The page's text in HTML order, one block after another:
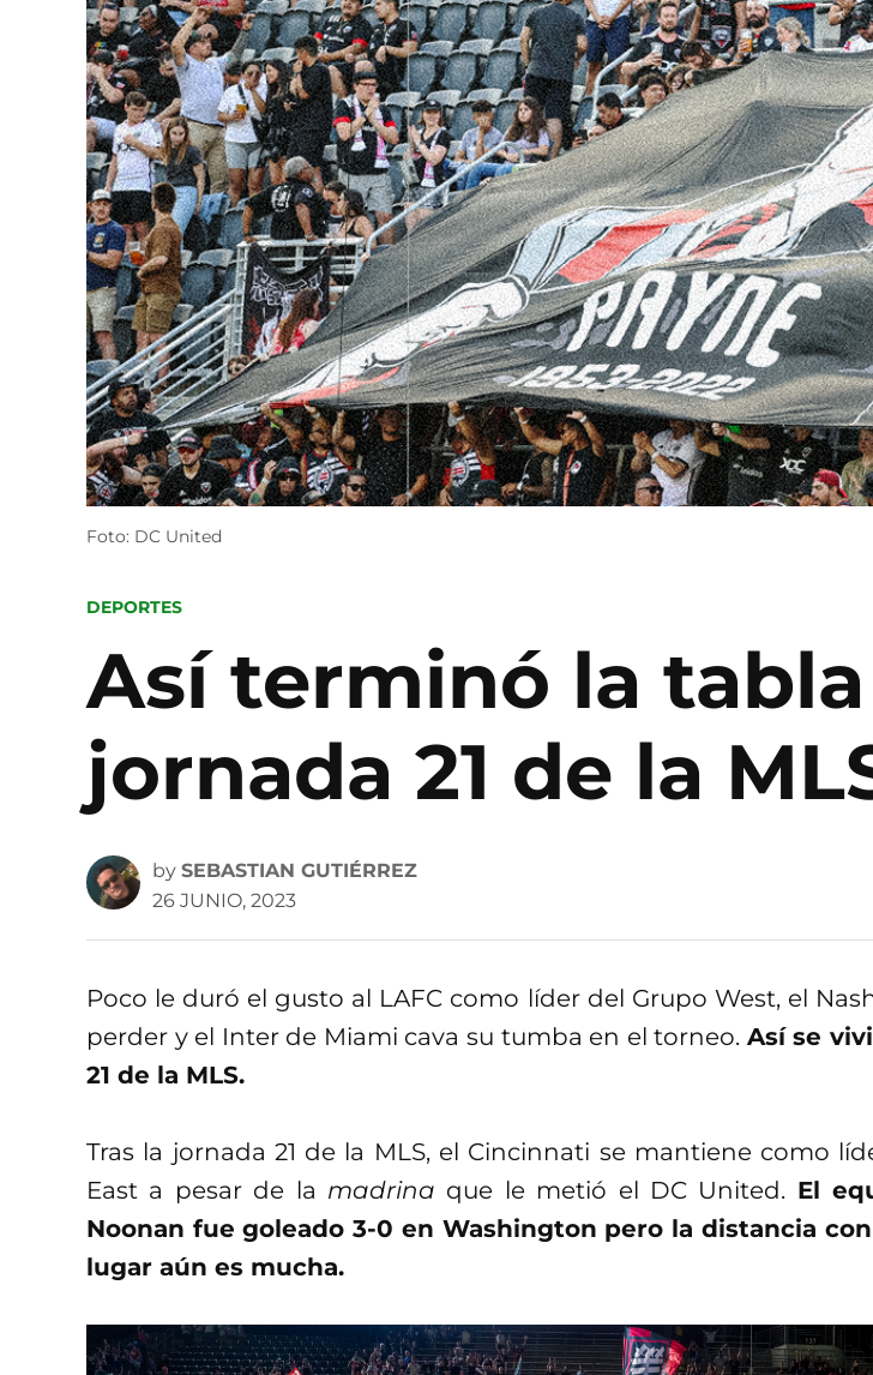
Foto: DC United
POSTED
DEPORTES
Así terminó la
jornada 21 de la
by SEBASTIAN GUTIÉRREZ
26 JUNIO, 2023
Poco le duró el gusto al LAFC como líder del Grupo West, el
perder y el Inter de Miami cava su tumba en el torneo. Así se
21 de la MLS.
Tras la jornada 21 de la MLS, el Cincinnati se mantiene como
East a pesar de la madrina que le metió el DC United. El
Noonan fue goleado 3-0 en Washington pero la distancia
lugar aún es mucha.